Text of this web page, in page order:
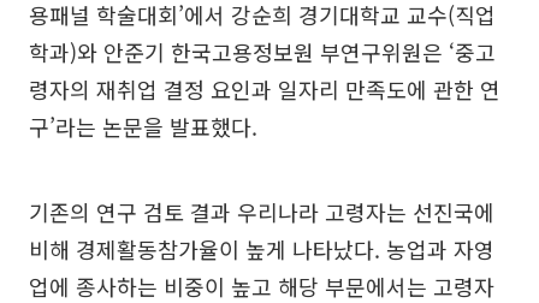
용패널 학술대회’에서 강순희 경기대학교 교수(직업
학과)와 안준기 한국고용정보원 부연구위원은 ‘중고
령자의 재취업 결정 요인과 일자리 만족도에 관한 연
구’라는 논문을 발표했다.
기존의 연구 검토 결과 우리나라 고령자는 선진국에
비해 경제활동참가율이 높게 나타났다. 농업과 자영
업에 종사하는 비중이 높고 해당 부문에서는 고령자